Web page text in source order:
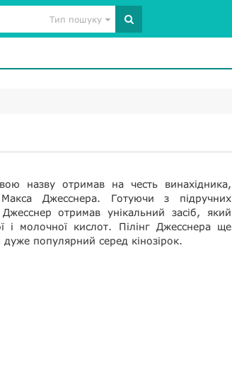
Тип пошуку
назву отримав на честь винахідника,
Макса Джесснера. Готуючи з підручних
отримав унікальний засіб, який
і молочної кислот. Пілінг Джесснера ще
популярний серед кінозірок.